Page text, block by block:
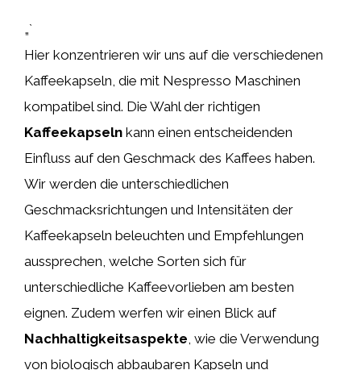
„`
Hier konzentrieren wir uns auf die verschiedenen
Kaffeekapseln, die mit Nespresso Maschinen
kompatibel sind. Die Wahl der richtigen
Kaffeekapseln kann einen entscheidenden
Einfluss auf den Geschmack des Kaffees haben.
Wir werden die unterschiedlichen
Geschmacksrichtungen und Intensitäten der
Kaffeekapseln beleuchten und Empfehlungen
aussprechen, welche Sorten sich für
unterschiedliche Kaffeevorlieben am besten
eignen. Zudem werfen wir einen Blick auf
Nachhaltigkeitsaspekte , wie die Verwendung
von biologisch abbaubaren Kapseln und